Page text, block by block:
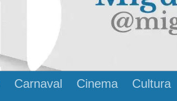
Carnaval Cinema Cultura